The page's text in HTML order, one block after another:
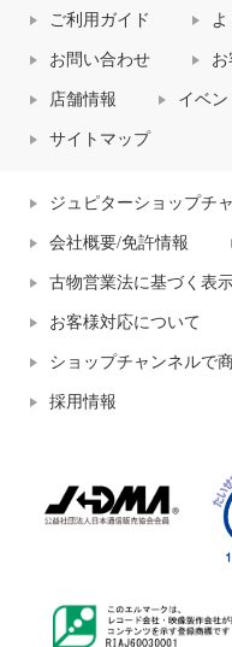
ご利用ガイド
お問い合わせ
店舗情報 イベ
サイトマップ
ジュピターショップチ
会社概要/免許情報
古物営業法に基づく表
お客様対応について
ショップチャンネルで
採用情報